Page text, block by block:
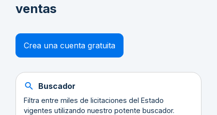
ventas
Crea una cuenta gratuita
Buscador
Filtra entre miles de licitaciones del Estado
vigentes utilizando nuestro potente buscador.